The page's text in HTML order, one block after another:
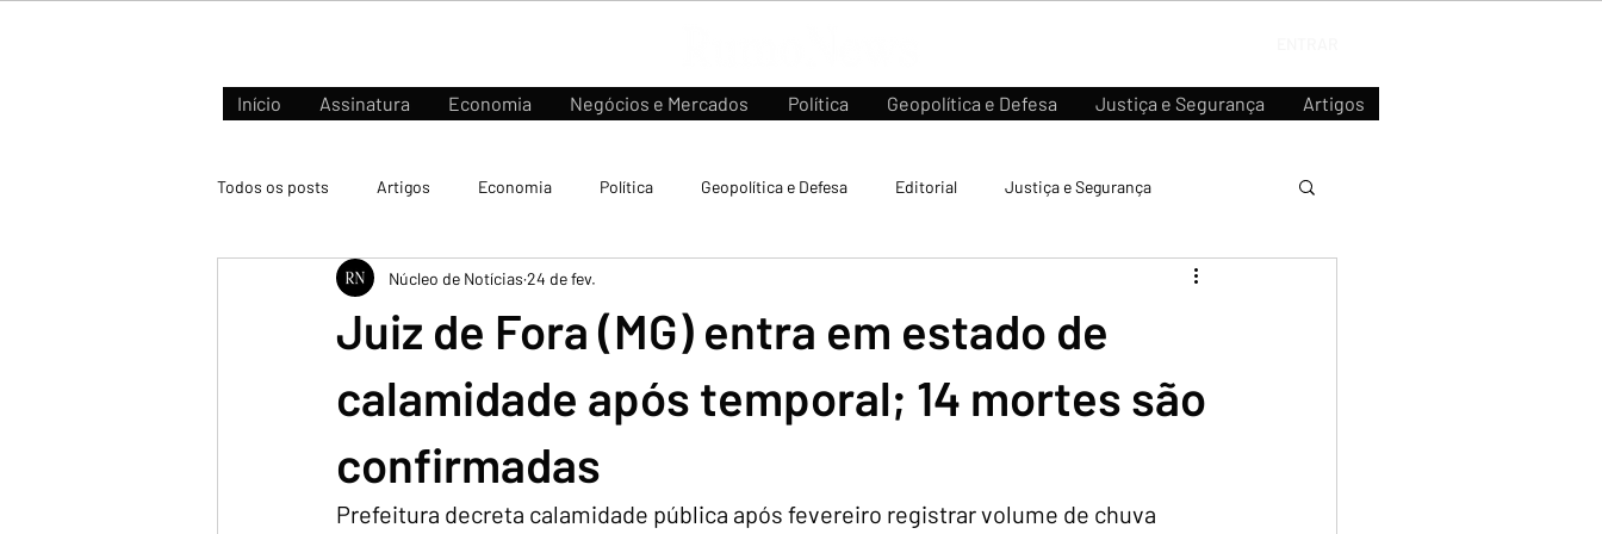
Início Assinatura Economia Negócios e Mercados Política Geopolítica e Defesa Justiça e Segurança Artigos
Todos os posts Artigos Economia Política Geopolítica e Defesa Editorial Justiça e Segurança
Negócios e Mercados
Juiz de Fora (MG) entra em estado de
calamidade após temporal; 14 mortes são
confirmadas
Núcleo de Notícias 24 de fev.
Prefeitura decreta calamidade pública após fevereiro registrar volume de chuva